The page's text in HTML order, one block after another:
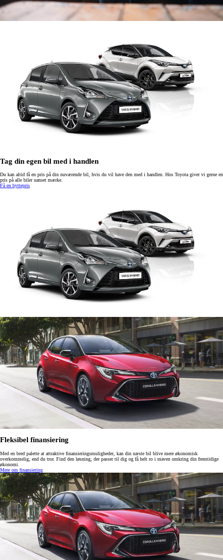
Tag din egen bil med i handlen
Du kan altid få en pris på din nuværende bil, hvis du vil have den med i handlen. Hos Toyota giver vi gerne en
pris på alle biler uanset mærke.
Få en byttepris
Fleksibel finansiering
Med en bred palette at attraktive finansieringsmuligheder, kan din næste bil blive mere økonomisk
overkommelig, end du tror. Find den løsning, der passer til dig og få helt ro i maven omkring din fremtidige
økonomi.
Mere om finansiering